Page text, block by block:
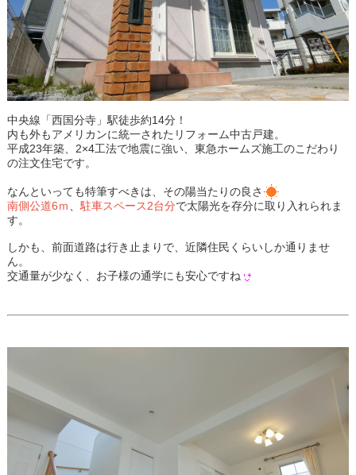
中央線「西国分寺」駅徒歩約14分！
内も外もアメリカンに統一されたリフォーム中古戸建。
平成23年築、2×4工法で地震に強い、東急ホームズ施工のこだわり
の注文住宅です。
なんといっても特筆すべきは、その陽当たりの良さ
南側公道6ｍ、駐車スペース2台分で太陽光を存分に取り入れられま
す。
しかも、前面道路は行き止まりで、近隣住民くらいしか通りませ
ん。
交通量が少なく、お子様の通学にも安心ですね